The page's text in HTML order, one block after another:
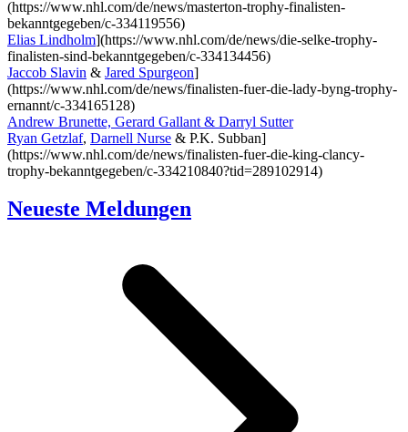
(https://www.nhl.com/de/news/masterton-trophy-finalisten-
bekanntgegeben/c-334119556)
Elias Lindholm](https://www.nhl.com/de/news/die-selke-trophy-
finalisten-sind-bekanntgegeben/c-334134456)
Jaccob Slavin & Jared Spurgeon]
(https://www.nhl.com/de/news/finalisten-fuer-die-lady-byng-trophy-
ernannt/c-334165128)
Andrew Brunette, Gerard Gallant & Darryl Sutter
Ryan Getzlaf, Darnell Nurse & P.K. Subban]
(https://www.nhl.com/de/news/finalisten-fuer-die-king-clancy-
trophy-bekanntgegeben/c-334210840?tid=289102914)
Neueste Meldungen